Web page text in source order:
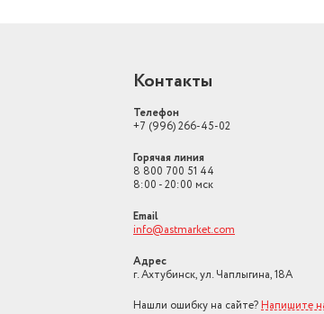
Контакты
Телефон
+7 (996) 266-45-02
Горячая линия
8 800 700 51 44
8:00 - 20:00 мск
Email
info@astmarket.com
Адрес
г. Ахтубинск, ул. Чаплыгина, 18А
Нашли ошибку на сайте? Напишите